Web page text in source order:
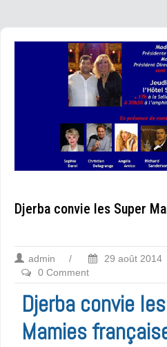
Djerba convie les Super
admin / 29 août 2014
0 Comment
Djerba convie
Mamies